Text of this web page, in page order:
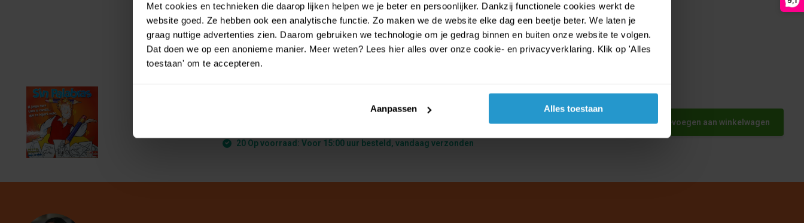
Met cookies en technieken die daarop lijken helpen we je beter en persoonlijker. Dankzij functionele cookies werkt de
website goed. Ze hebben ook een analytische functie. Zo maken we de website elke dag een beetje beter. We laten je
graag nuttige advertenties zien. Daarom gebruiken we technologie om je gedrag binnen en buiten onze website te volgen.
Dat doen we op een anonieme manier. Meer weten? Lees hier alles over onze cookie- en privacyverklaring. Klik op 'Alles
toestaan' om te accepteren.
Aanpassen Alles toestaan
Sin Palabras - Gezelschapsspel -
20 Op voorraad: Voor 15:00 uur besteld, vandaag verzonden
Toevoegen aan winkelwagen